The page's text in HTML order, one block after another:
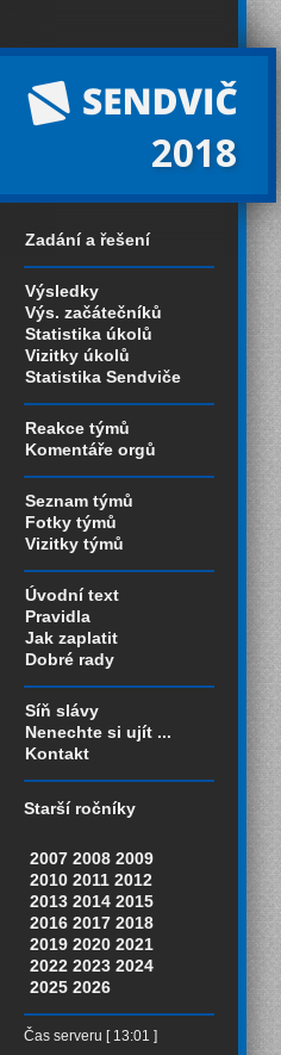
2018
Zadání a řešení
Výsledky
Výs. začátečníků
Statistika úkolů
Vizitky úkolů
Statistika Sendviče
Reakce týmů
Komentáře orgů
Seznam týmů
Fotky týmů
Vizitky týmů
Úvodní text
Pravidla
Jak zaplatit
Dobré rady
Síň slávy
Nenechte si ujít ...
Kontakt
Starší ročníky
2007 2008 2009
2010 2011 2012
2013 2014 2015
2016 2017 2018
2019 2020 2021
2022 2023 2024
2025 2026
Čas serveru [ 13:01 ]